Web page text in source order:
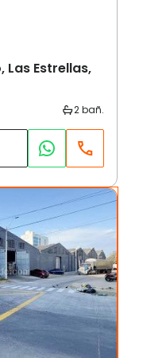
Las Estrellas,